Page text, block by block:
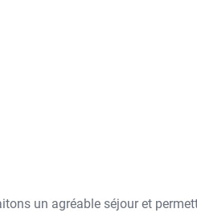
un agréable séjour et